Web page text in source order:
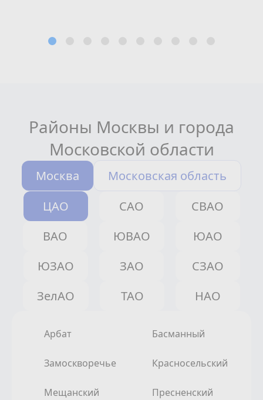
Районы Москвы и города
Московской области
Москва
Московская область
ЦАО
САО
СВАО
ВАО
ЮВАО
ЮАО
ЮЗАО
ЗАО
СЗАО
ЗелАО
ТАО НАО
Арбат Басманный
Замоскворечье Красносельский
Мещанский Пресненский